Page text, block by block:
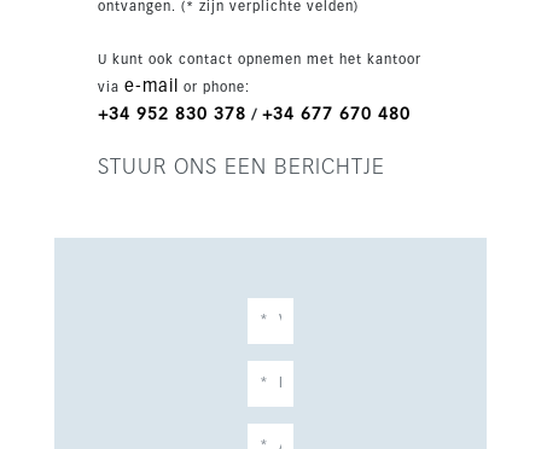
van het strand, cafés, restaurants, winkels en
ontvangen. (* zijn verplichte velden)
U kunt ook contact opnemen met het kantoor
via e-mail or phone:
+34 952 830 378 / +34 677 670 480
STUUR ONS EEN BERICHTJE